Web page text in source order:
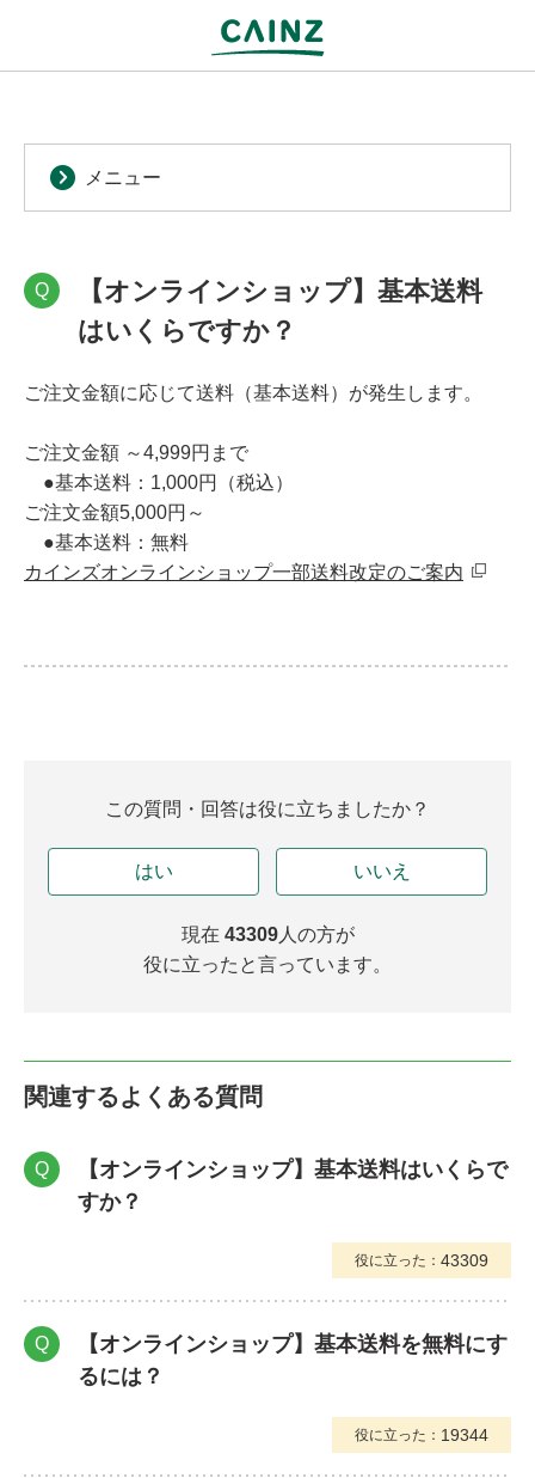
メニュー
Q
【オンラインショップ】基本送料
はいくらですか？
ご注文金額に応じて送料（基本送料）が発生します。
ご注文金額 ～4,999円まで
●基本送料：1,000円（税込）
ご注文金額5,000円～
●基本送料：無料
カインズオンラインショップ一部送料改定のご案内
この質問・回答は役に立ちましたか？
はい いいえ
現在 43309人の方が
役に立ったと言っています。
関連するよくある質問
Q
【オンラインショップ】基本送料はいくらで
すか？
役に立った： 43309
Q
【オンラインショップ】基本送料を無料にす
るには？
役に立った： 19344